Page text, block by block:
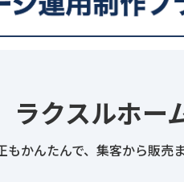
ラクスルホー
もかんたんで、集客から販売